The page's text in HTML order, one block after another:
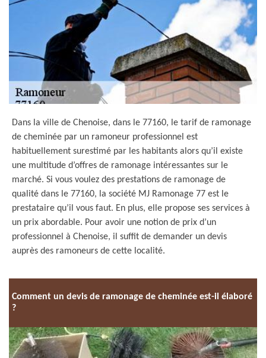
Dans la ville de Chenoise, dans le 77160, le tarif de ramonage
de cheminée par un ramoneur professionnel est
habituellement surestimé par les habitants alors qu’il existe
une multitude d’offres de ramonage intéressantes sur le
marché. Si vous voulez des prestations de ramonage de
qualité dans le 77160, la société MJ Ramonage 77 est le
prestataire qu’il vous faut. En plus, elle propose ses services à
un prix abordable. Pour avoir une notion de prix d’un
professionnel à Chenoise, il suffit de demander un devis
auprès des ramoneurs de cette localité.
Comment un devis de ramonage de cheminée est-il élaboré
?